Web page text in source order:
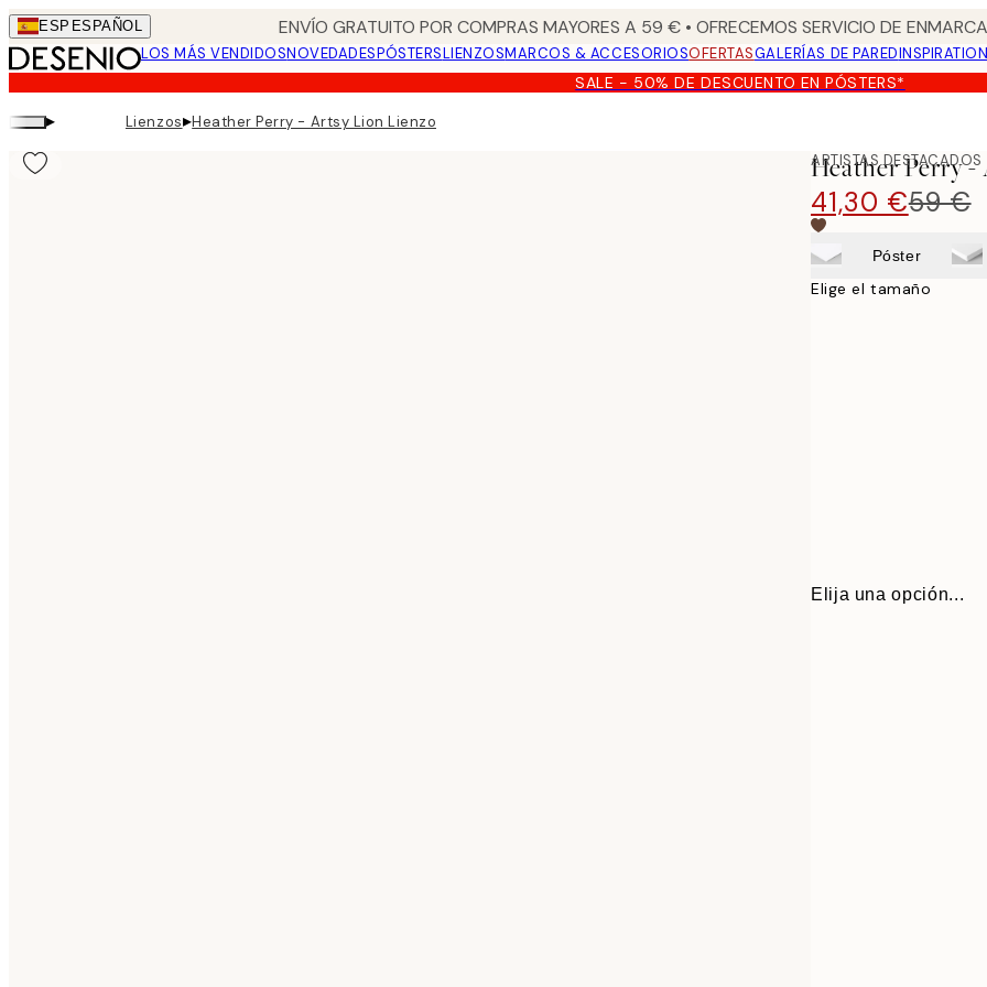
Skip
to
main
content.
ESP ESPAÑOL ENVÍO GRATUITO POR COMPRAS MAYORES A 59 € • OFRECEMOS SERVICIO DE
LOS MÁS VENDIDOSNOVEDADESPÓSTERSLIENZOSMARCOS & ACCESORIOSOFERTASGALERÍAS DE PARED
SALE - 50% DE DESCUENTO EN PÓSTERS*
▸ Lienzos▸Heather Perry - Artsy Lion Lienzo
ARTISTAS DESTACADOS
Heather Perry
41,30 €59 €
Póster
Elige el tamaño
Elija una opción...